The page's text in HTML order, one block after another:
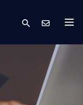
search